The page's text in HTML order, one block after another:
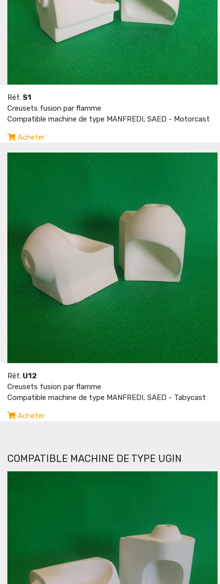
Réf. S1
Creusets fusion par flamme
Compatible machine de type MANFREDI, SAED - Motorcast
Acheter
Réf. U12
Creusets fusion par flamme
Compatible machine de type MANFREDI, SAED - Tabycast
Acheter
COMPATIBLE MACHINE DE TYPE UGIN